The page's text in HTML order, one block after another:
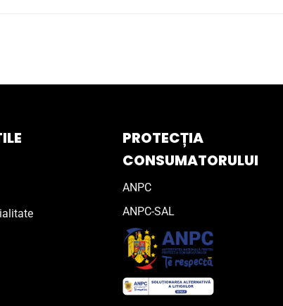
PROTECȚIA
CONSUMATORULUI
ANPC
ANPC-SAL